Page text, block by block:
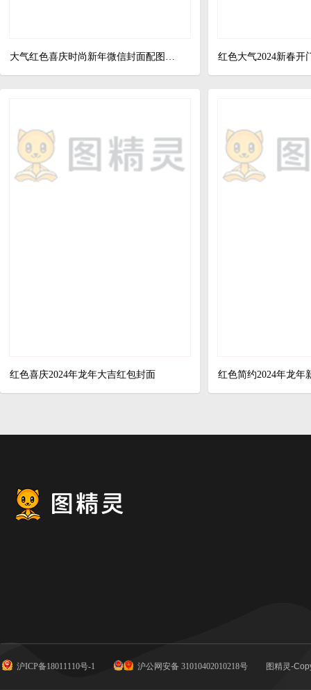
大气红色喜庆时尚新年微信封面配图图片
红色喜庆2024年龙年大吉红包封面
沪ICP备18011110号-1 沪公网安备 31010402010218号 图精灵-